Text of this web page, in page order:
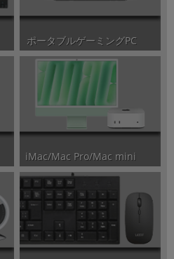
ポータブルゲーミングPC
iMac/Mac Pro/Mac mini